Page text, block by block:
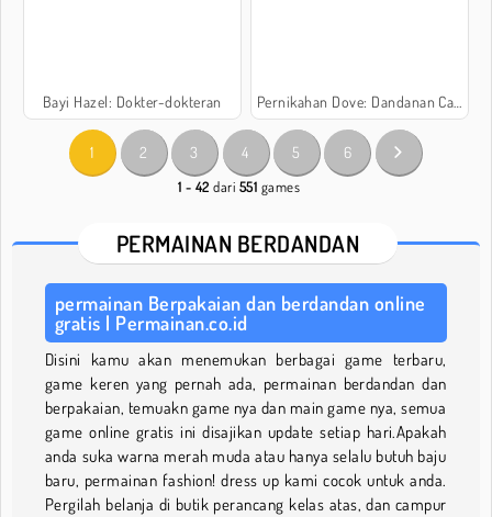
Bayi Hazel: Dokter-dokteran Pernikahan Dove: Dandanan Cantik
1 2 3 4 5 6
1 - 42 dari 551 games
PERMAINAN BERDANDAN
permainan Berpakaian dan berdandan online
gratis | Permainan.co.id
Disini kamu akan menemukan berbagai game terbaru,
game keren yang pernah ada, permainan berdandan dan
berpakaian, temuakn game nya dan main game nya, semua
game online gratis ini disajikan update setiap hari.Apakah
anda suka warna merah muda atau hanya selalu butuh baju
baru, permainan fashion! dress up kami cocok untuk anda.
Pergilah belanja di butik perancang kelas atas, dan campur